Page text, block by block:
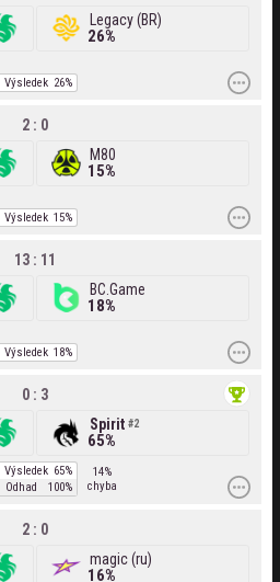
26%
Legacy (BR)
Výsledek 26%
2 : 0
15%
M80
Výsledek 15%
13 : 11
18%
BC.Game
Výsledek 18%
0 : 3
65%
Spirit 2
Výsledek 65%
Odhad 100%
14%
chyba
2 : 0
16%
magic (ru)